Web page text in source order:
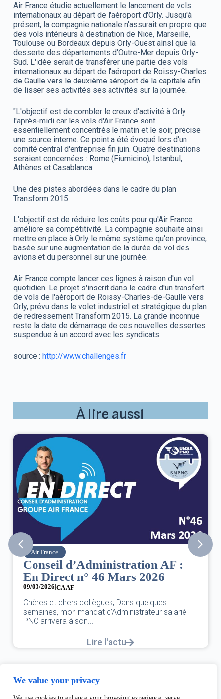
We value your privacy
Air France étudie actuellement le lancement de vols
internationaux au départ de l'aéroport d'Orly. Jusqu'à
présent, la compagnie nationale n'assurait en propre que
des vols intérieurs à destination de Nice, Marseille,
Toulouse ou Bordeaux depuis Orly-Ouest ainsi que la
desserte des départements d'Outre-Mer depuis Orly-
Sud. L'idée serait de transférer une partie des vols
internationaux au départ de l'aéroport de Roissy-Charles
de Gaulle vers le deuxième aéroport de la capitale afin
de lisser ses activités ses activités sur la journée.
"L'objectif est de combler le creux d'activité à Orly
l'après-midi car les vols d'Air France sont
essentiellement concentrés le matin et le soir, précise
une source interne. Ce point a été évoqué lors d'un
comité central d'entreprise fin juin. Quatre destinations
seraient concernées : Rome (Fiumicino), Istanbul,
Athènes et Casablanca.
Une des pistes abordées dans le cadre du plan
Transform 2015
L'objectif est de réduire les coûts pour qu'Air France
améliore sa compétitivité. La compagnie souhaite ainsi
mettre en place à Orly le même système qu'en province,
basée sur une augmentation de la durée de vol des
avions et du personnel sur une journée.
Air France compte lancer ces lignes à raison d'un vol
quotidien. Le projet s'inscrit dans le cadre d'un transfert
de vols de l'aéroport de Roissy-Charles-de-Gaulle vers
Orly, prévu dans le volet industriel et stratégique du plan
de redressement Transform 2015. La grande inconnue
reste la date de démarrage de ces nouvelles dessertes
suspendue à un accord avec les syndicats.
source : http://www.challenges.fr
À lire aussi
Air France
Conseil d’Administration AF :
En Direct n° 46 Mars 2026
09/03/2026|CA AF
Chères et chers collègues, Dans quelques
semaines, mon mandat d’Administrateur salarié
PNC arrivera à son...
Lire l'actu